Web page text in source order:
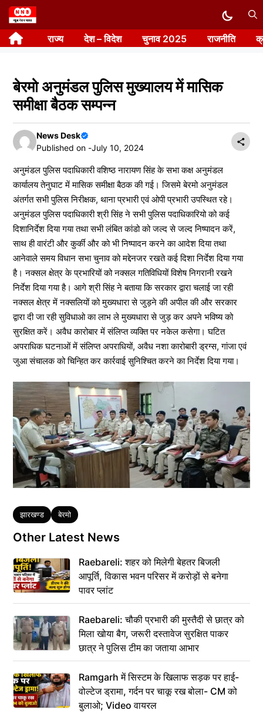
Skip
to
content राज्य देश – विदेश चुनाव 2025 राजनीति
बेरमो अनुमंडल पुलिस मुख्यालय में मासिक
समीक्षा बैठक सम्पन्न
News Desk
Published on -July 10, 2024
अनुमंडल पुलिस पदाधिकारी वशिष्ठ नारायण सिंह के सभा कक्ष अनुमंडल
कार्यालय तेनुघाट में मासिक समीक्षा बैठक की गई। जिसमे बेरमो अनुमंडल
अंतर्गत सभी पुलिस निरीक्षक, थाना प्रभारी एवं ओपी प्रभारी उपस्थित रहे।
अनुमंडल पुलिस पदाधिकारी श्री सिंह ने सभी पुलिस पदाधिकारियो को कई
दिशानिर्देश दिया गया तथा सभी लंबित कांडो को जल्द से जल्द निष्पादन करें,
साथ ही वारंटी और कुर्की और को भी निष्पादन करने का आदेश दिया तथा
आनेवाले समय विधान सभा चुनाव को मद्देनजर रखते कई दिशा निर्देश दिया गया
है। नक्सल क्षेत्र के प्रभारियों को नक्सल गतिविधियों विशेष निगरानी रखने
निर्देश दिया गया है। आगे श्री सिंह ने बताया कि सरकार द्वारा चलाई जा रही
नक्सल क्षेत्र में नक्सलियों को मुख्यधारा से जुड़ने की अपील की और सरकार
द्वारा दी जा रही सुविधाओ का लाभ ले मुख्यधारा से जुड़ कर अपने भविष्य को
सुरक्षित करें। अवैध कारोबार में संलिप्त व्यक्ति पर नकेल कसेगा। घटित
अपराधिक घटनाओं में संलिप्त अपराधियों, अवैध नशा कारोबारी ड्रग्स, गांजा एवं
जुआ संचालक को चिन्हित कर कार्रवाई सुनिश्चित करने का निर्देश दिया गया।
Tags
झारखण्ड बेरमो
Other Latest News
Raebareli: शहर को मिलेगी बेहतर बिजली
आपूर्ति, विकास भवन परिसर में करोड़ों से बनेगा
पावर प्लांट
Raebareli: चौकी प्रभारी की मुस्तैदी से छात्र को
मिला खोया बैग, जरूरी दस्तावेज सुरक्षित पाकर
छात्र ने पुलिस टीम का जताया आभार
Ramgarh में सिस्टम के खिलाफ सड़क पर हाई-
वोल्टेज ड्रामा, गर्दन पर चाकू रख बोला- CM को
बुलाओ; Video वायरल